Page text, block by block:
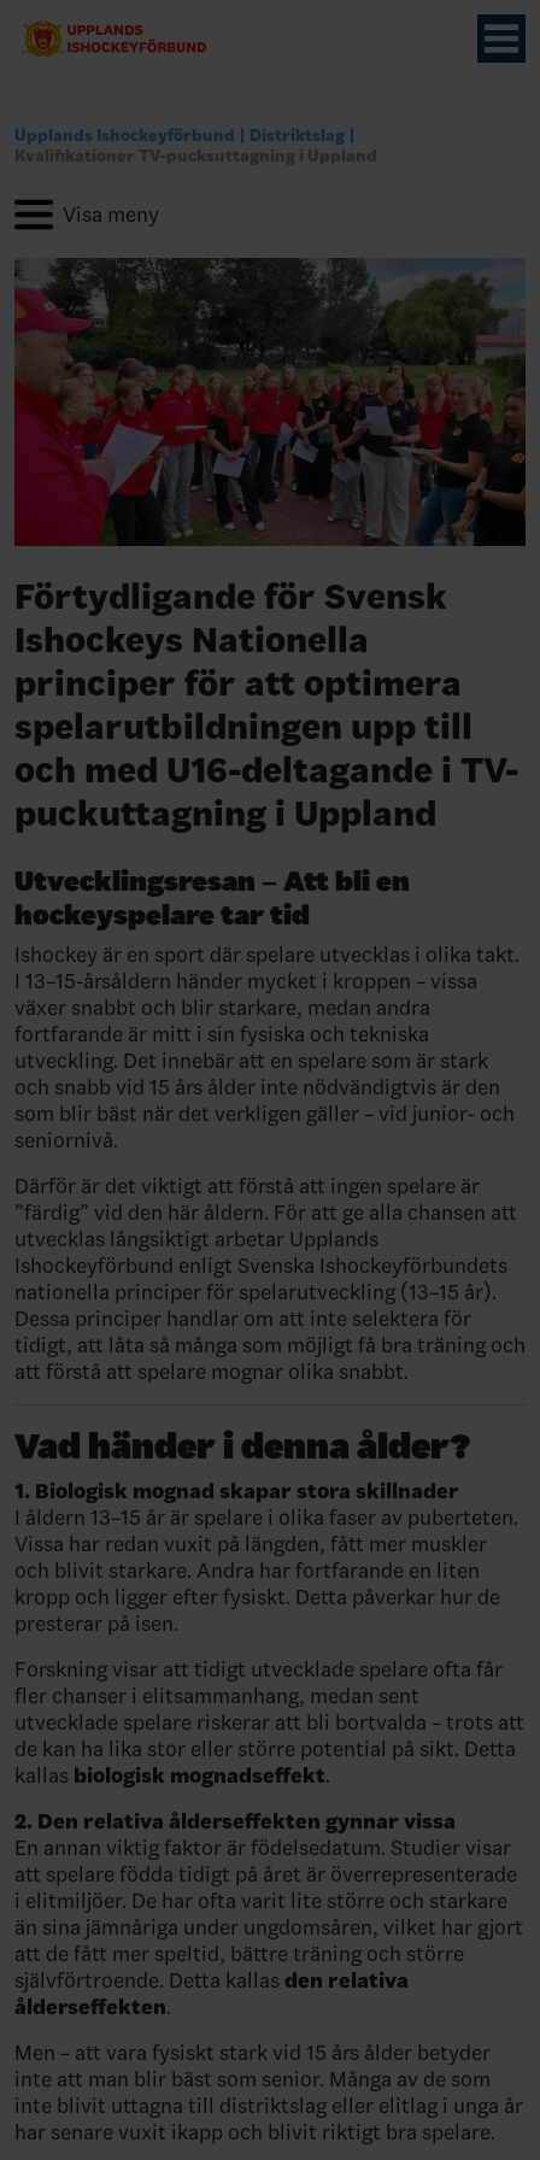
Upplands Ishockeyförbund
Distriktslag
Kvalifikationer TV-pucksuttagning i Uppland
Förtydligande för Svensk
Ishockeys Nationella
principer för att optimera
spelarutbildningen upp till
och med U16-deltagande i TV-
puckuttagning i Uppland
Utvecklingsresan – Att bli en
hockeyspelare tar tid
Ishockey är en sport där spelare utvecklas i olika takt.
I 13–15-årsåldern händer mycket i kroppen – vissa
växer snabbt och blir starkare, medan andra
fortfarande är mitt i sin fysiska och tekniska
utveckling. Det innebär att en spelare som är stark
och snabb vid 15 års ålder inte nödvändigtvis är den
som blir bäst när det verkligen gäller – vid junior- och
seniornivå.
Därför är det viktigt att förstå att ingen spelare är
”färdig” vid den här åldern. För att ge alla chansen att
utvecklas långsiktigt arbetar Upplands
Ishockeyförbund enligt Svenska Ishockeyförbundets
nationella principer för spelarutveckling (13–15 år).
Dessa principer handlar om att inte selektera för
tidigt, att låta så många som möjligt få bra träning och
att förstå att spelare mognar olika snabbt.
Vad händer i denna ålder?
1. Biologisk mognad skapar stora skillnader
I åldern 13–15 år är spelare i olika faser av puberteten.
Vissa har redan vuxit på längden, fått mer muskler
och blivit starkare. Andra har fortfarande en liten
kropp och ligger efter fysiskt. Detta påverkar hur de
presterar på isen.
Forskning visar att tidigt utvecklade spelare ofta får
fler chanser i elitsammanhang, medan sent
utvecklade spelare riskerar att bli bortvalda – trots att
de kan ha lika stor eller större potential på sikt. Detta
kallas biologisk mognadseffekt.
2. Den relativa ålderseffekten gynnar vissa
En annan viktig faktor är födelsedatum. Studier visar
att spelare födda tidigt på året är överrepresenterade
i elitmiljöer. De har ofta varit lite större och starkare
än sina jämnåriga under ungdomsåren, vilket har gjort
att de fått mer speltid, bättre träning och större
självförtroende. Detta kallasden relativa
ålderseffekten.
Men – att vara fysiskt stark vid 15 års ålder betyder
inte att man blir bäst som senior. Många av de som
inte blivit uttagna till distriktslag eller elitlag i unga år
har senare vuxit ikapp och blivit riktigt bra spelare.